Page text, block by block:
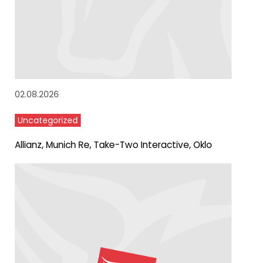
02.08.2026
Uncategorized
Allianz, Munich Re, Take-Two Interactive, Oklo